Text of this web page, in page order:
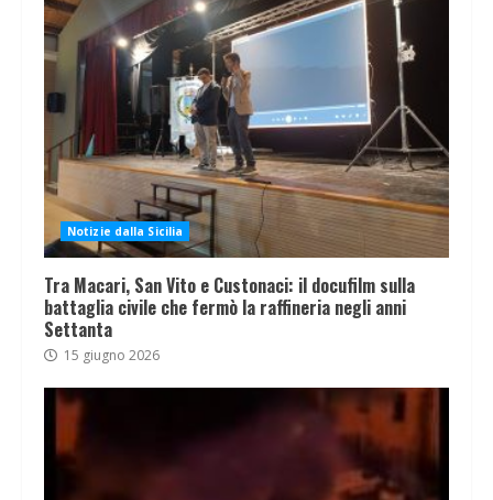
Notizie dalla Sicilia
Tra Macari, San Vito e Custonaci: il docufilm sulla
battaglia civile che fermò la raffineria negli anni
Settanta
15 giugno 2026